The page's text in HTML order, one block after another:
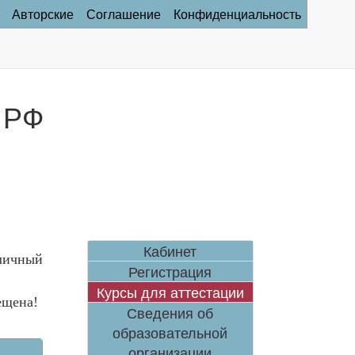
Авторские Соглашение Конфиденциальность
РФ
Кабинет
Регистрация
Курсы для аттестации
Сведения об
образовательной